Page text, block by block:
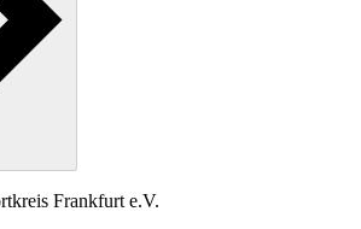
Frankfurt e.V.